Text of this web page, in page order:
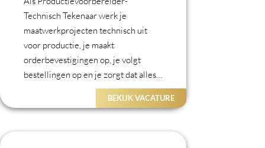
Technisch Tekenaar werk je
maatwerkprojecten technisch uit
voor productie, je maakt
orderbevestigingen op, je volgt
bestellingen op en je zorgt dat alles
klaarstaat voor een vlotte uitvoering.
BEKIJK VACATURE